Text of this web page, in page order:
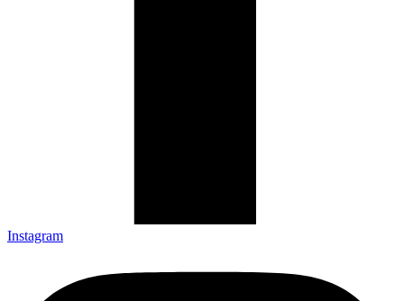
Instagram